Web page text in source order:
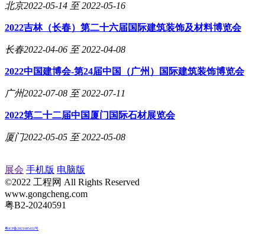
北京2022-05-14 至 2022-05-16
2022吉林（长春）第二十六届国际建筑装饰及材料博览会
长春2022-04-06 至 2022-04-08
2022中国建博会-第24届中国（广州）国际建筑装饰博览会
广州2022-07-08 至 2022-07-11
2022第二十二届中国厦门国际石材展览会
厦门2022-05-05 至 2022-05-08
展会 手机版 电脑版
©2022 工程网 All Rights Reserved
www.gongcheng.com
粤B2-20240591
粤ICP备2021085432号